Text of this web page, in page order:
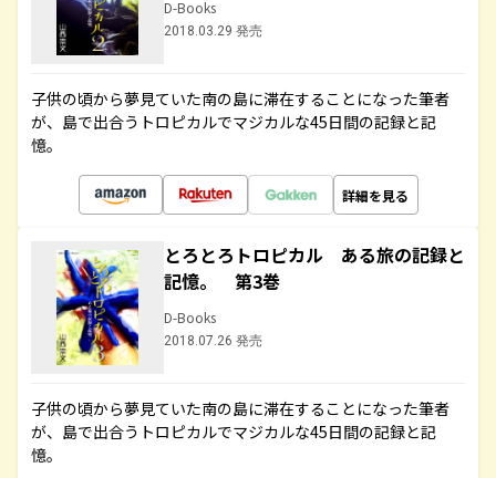
D-Books
2018.03.29 発売
子供の頃から夢見ていた南の島に滞在することになった筆者
が、島で出合うトロピカルでマジカルな45日間の記録と記
憶。
詳細を見る
とろとろトロピカル ある旅の記録と
記憶。 第3巻
D-Books
2018.07.26 発売
子供の頃から夢見ていた南の島に滞在することになった筆者
が、島で出合うトロピカルでマジカルな45日間の記録と記
憶。